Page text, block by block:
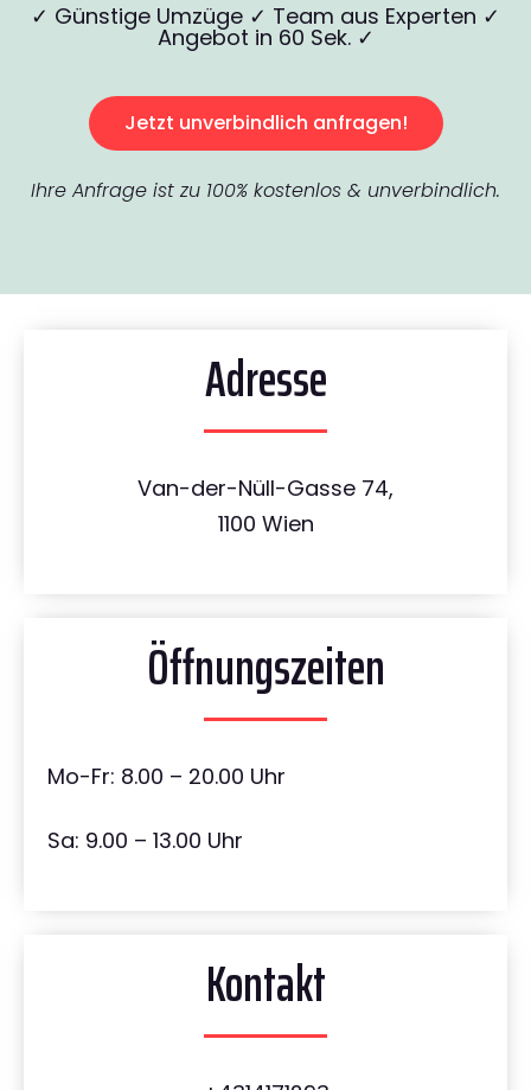
✓ Günstige Umzüge ✓ Team aus Experten ✓
Angebot in 60 Sek. ✓
Jetzt unverbindlich anfragen!
Ihre Anfrage ist zu 100% kostenlos & unverbindlich.
Adresse
Van-der-Nüll-Gasse 74,
1100 Wien
Öffnungszeiten
Mo-Fr: 8.00 – 20.00 Uhr
Sa: 9.00 – 13.00 Uhr
Kontakt